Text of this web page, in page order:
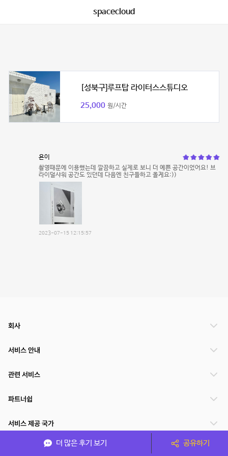
spacecloud
[성북구]루프탑 라이터스스튜디오
25,000 원/시간
욘이
촬영때문에 이용했는데 깔끔하고 실제로 보니 더 예쁜 공간이었어요! 브
라이덜샤워 공간도 있던데 다음엔 친구들하고 올게요:))
2023-07-15 12:15:57
더 많은 후기 보기 공유하기
회사
서비스 안내
관련 서비스
파트너쉽
서비스 제공 국가